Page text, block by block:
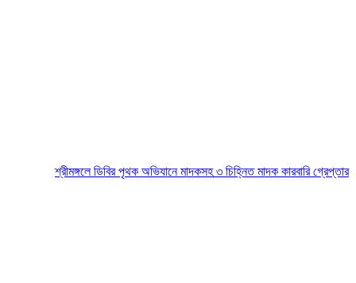
শ্রীমঙ্গলে ডিবির পৃথক অভিযানে মাদকসহ ৩ চিহ্নিত মাদক কারবারি গ্রেপ্তার